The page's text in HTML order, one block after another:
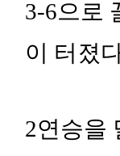
3-6으로
이 터졌
2연승을